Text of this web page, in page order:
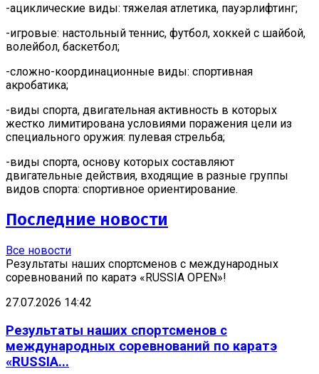
-ациклические виды: тяжелая атлетика, пауэрлифтинг;
-игровые: настольный теннис, футбол, хоккей с шайбой,
волейбол, баскетбол;
-сложно-координационные виды: спортивная
акробатика;
-виды спорта, двигательная активность в которых
жестко лимитирована условиями поражения цели из
специального оружия: пулевая стрельба;
-виды спорта, основу которых составляют
двигательные действия, входящие в разные группы
видов спорта: спортивное ориентирование.
Последние новости
Все новости
Результаты наших спортсменов с международных
соревнований по каратэ «RUSSIA OPEN»!
27.07.2026 14:42
Результаты наших спортсменов с
международных соревнований по каратэ
«RUSSIA...